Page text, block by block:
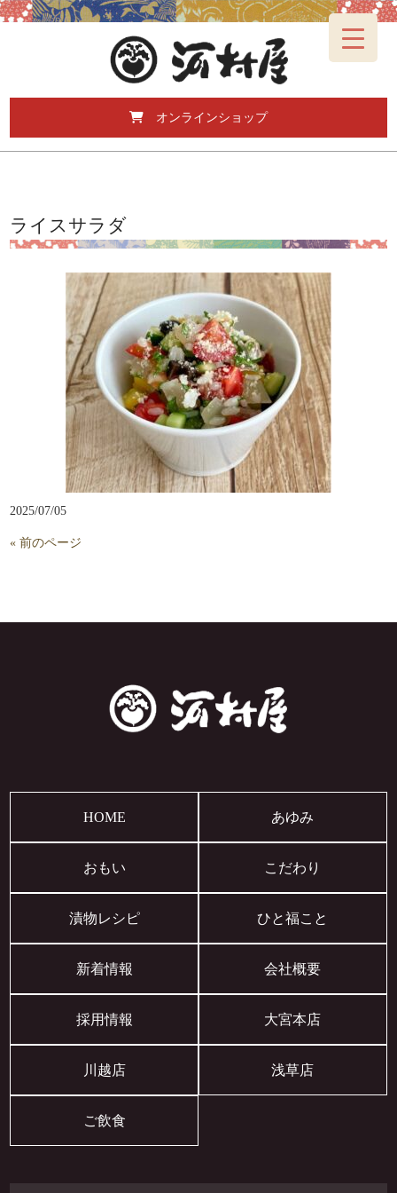
オンラインショップ
ライスサラダ
2025/07/05
« 前のページ
HOME あゆみ
おもい こだわり
漬物レシピ ひと福こと
新着情報 会社概要
採用情報 大宮本店
川越店 浅草店
ご飲食